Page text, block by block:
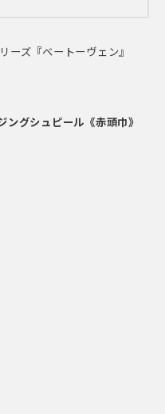
ズ『ベートーヴェン』
ングシュピール《赤頭巾》